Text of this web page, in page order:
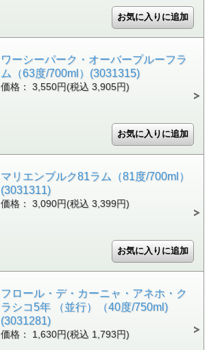
ワーシーパーク・オーバープルーフラ
ム（63度/700ml）(3031315)
価格： 3,550円(税込 3,905円)
マリエンブルク81ラム（81度/700ml）
(3031311)
価格： 3,090円(税込 3,399円)
フロール・デ・カーニャ・アネホ・ク
ラシコ5年 （並行）（40度/750ml)
(3031281)
価格： 1,630円(税込 1,793円)